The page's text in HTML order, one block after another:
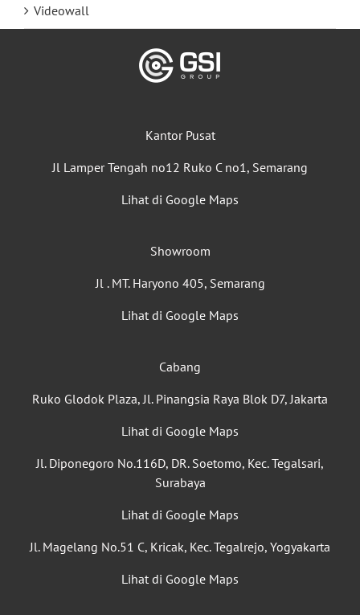
Videowall
Kantor Pusat
Jl Lamper Tengah no12 Ruko C no1, Semarang
Lihat di Google Maps
Showroom
Jl . MT. Haryono 405, Semarang
Lihat di Google Maps
Cabang
Ruko Glodok Plaza, Jl. Pinangsia Raya Blok D7, Jakarta
Lihat di Google Maps
Jl. Diponegoro No.116D, DR. Soetomo, Kec. Tegalsari,
Surabaya
Lihat di Google Maps
Jl. Magelang No.51 C, Kricak, Kec. Tegalrejo, Yogyakarta
Lihat di Google Maps